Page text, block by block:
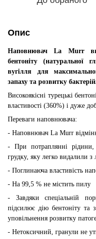
Опис
Наповнювач La Murr
бентоніту (натуральної
вугілля для
запаху та розвитку
Високоякісні турецькі
властивості (360%) і дуже
Переваги наповнювача:
- Наповнювач La Murr
- При потраплянні
грудку, яку легко видалили з
- Поглинаюча властивість
- На 99,5 % не містить пилу
- Завдяки спеціальній
підсилює дію бентоніту та
уповільнення розвитку
- Нетоксичний, гранули не